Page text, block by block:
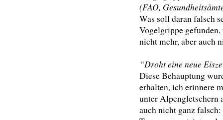
(FAO,
Was soll daran falsch
Vogelgrippe
nicht mehr, aber auch
“Droht eine neue
Diese Behauptung
erhalten, ich erinnere
unter Alpengletschern
auch nicht ganz